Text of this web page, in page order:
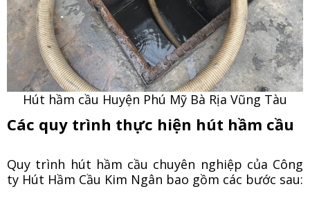
Hút hầm cầu Huyện Phú Mỹ Bà Rịa Vũng Tàu
Các quy trình thực hiện hút hầm cầu
Quy trình hút hầm cầu chuyên nghiệp của Công
ty Hút Hầm Cầu Kim Ngân bao gồm các bước sau: